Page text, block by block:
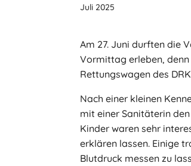
Juli 2025
Am 27. Juni durften die
Vormittag erleben,
Rettungswagen des
Nach einer kleinen
mit einer Sanitäterin
Kinder waren sehr
erklären lassen. Einige
Blutdruck messen zu